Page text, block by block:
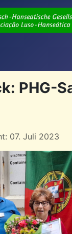
PHG-
07. Juli 2023